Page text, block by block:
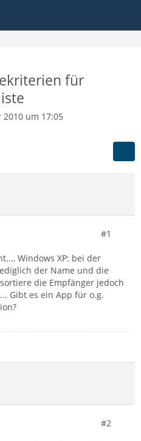
für
2010 um 17:05
#1
Windows XP: bei der
der Name und die
die Empfänger jedoch
Gibt es ein App für o.g.
#2